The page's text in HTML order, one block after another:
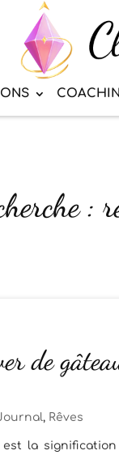
:
de
, Rêves
la